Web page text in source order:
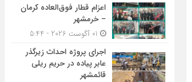
اعزام قطار فوق‌العاده کرمان
– خرمشهر
اجرای پروژه احداث زیرگذر
عابر پیاده در حریم ریلی
قائمشهر